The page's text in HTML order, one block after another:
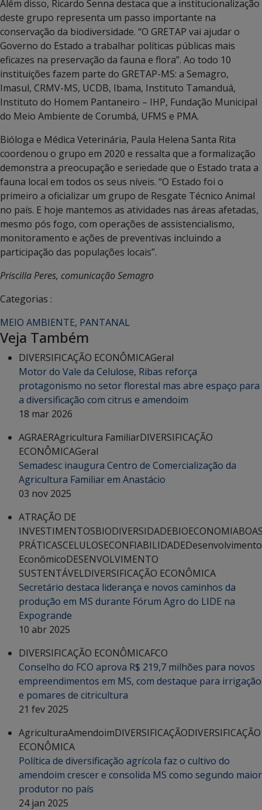
Além disso, Ricardo Senna destaca que a institucionalização
deste grupo representa um passo importante na
conservação da biodiversidade. “O GRETAP vai ajudar o
Governo do Estado a trabalhar políticas públicas mais
eficazes na preservação da fauna e flora”. Ao todo 10
instituições fazem parte do GRETAP-MS: a Semagro,
Imasul, CRMV-MS, UCDB, Ibama, Instituto Tamanduá,
Instituto do Homem Pantaneiro – IHP, Fundação Municipal
do Meio Ambiente de Corumbá, UFMS e PMA.
Bióloga e Médica Veterinária, Paula Helena Santa Rita
coordenou o grupo em 2020 e ressalta que a formalização
demonstra a preocupação e seriedade que o Estado trata a
fauna local em todos os seus níveis. “O Estado foi o
primeiro a oficializar um grupo de Resgate Técnico Animal
no país. E hoje mantemos as atividades nas áreas afetadas,
mesmo pós fogo, com operações de assistencialismo,
monitoramento e ações de preventivas incluindo a
participação das populações locais”.
Priscilla Peres, comunicação Semagro
Categorias :
MEIO AMBIENTE, PANTANAL
Veja Também
DIVERSIFICAÇÃO ECONÔMICAGeral
Motor do Vale da Celulose, Ribas reforça
protagonismo no setor florestal mas abre espaço para
a diversificação com citrus e amendoim
18 mar 2026
AGRAERAgricultura FamiliarDIVERSIFICAÇÃO
ECONÔMICAGeral
Semadesc inaugura Centro de Comercialização da
Agricultura Familiar em Anastácio
03 nov 2025
ATRAÇÃO DE
INVESTIMENTOSBIODIVERSIDADEBIOECONOMIA
PRÁTICASCELULOSECONFIABILIDADEDesenvolvimento
EconômicoDESENVOLVIMENTO
SUSTENTÁVELDIVERSIFICAÇÃO ECONÔMICA
Secretário destaca liderança e novos caminhos da
produção em MS durante Fórum Agro do LIDE na
Expogrande
10 abr 2025
DIVERSIFICAÇÃO ECONÔMICAFCO
Conselho do FCO aprova R$ 219,7 milhões para novos
empreendimentos em MS, com destaque para irrigação
e pomares de citricultura
21 fev 2025
AgriculturaAmendoimDIVERSIFICAÇÃODIVERSIFICAÇÃO
ECONÔMICA
Política de diversificação agrícola faz o cultivo do
amendoim crescer e consolida MS como segundo maior
produtor no país
24 jan 2025